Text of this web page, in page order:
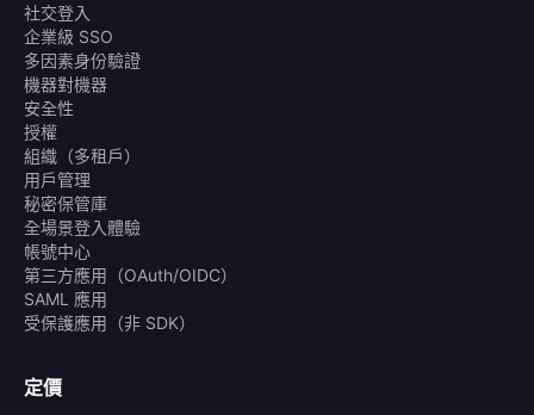
社交登入
企業級 SSO
多因素身份驗證
機器對機器
安全性
授權
組織（多租戶）
用戶管理
秘密保管庫
全場景登入體驗
帳號中心
第三方應用（OAuth/OIDC）
SAML 應用
受保護應用（非 SDK）
定價